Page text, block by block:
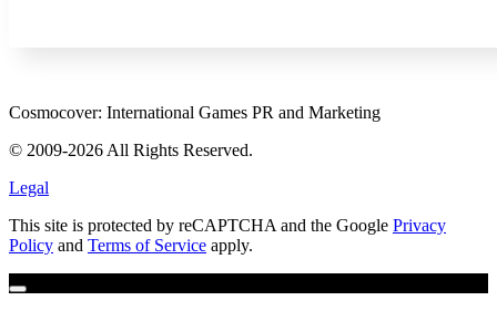
Cosmocover: International Games PR and Marketing
© 2009-2026 All Rights Reserved.
Legal
This site is protected by reCAPTCHA and the Google Privacy
Policy and Terms of Service apply.